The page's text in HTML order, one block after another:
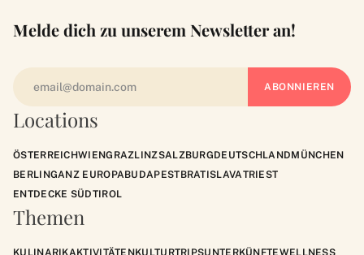
Locations
ÖSTERREICHWIENGRAZLINZSALZBURGDEUTSCHLANDMÜNCHEN
BERLINGANZ EUROPABUDAPESTBRATISLAVATRIEST
ENTDECKE SÜDTIROL
Themen
KULINARIKAKTIVITÄTENKULTURTRIPSUNTERKÜNFTEWELLNESS
Melde dich zu unserem Newsletter an!